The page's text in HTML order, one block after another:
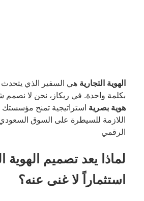
الهوية التجارية هي السفير الذي
بكلمة واحدة. في ريكاز، نحن لا نصمم
هوية بصرية استراتيجية تمنح مؤسستك
اللازمة للسيطرة على السوق
الرقمي
لماذا يعد تصميم الهوية
استثماراً لا غنى عنه؟